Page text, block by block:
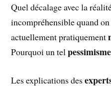
Quel décalage avec la
incompréhensible quand
actuellement pratiquement
Pourquoi un telpessimisme
Les explications des